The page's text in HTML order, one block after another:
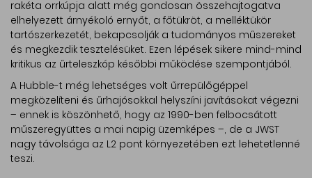
rakéta orrkúpja alatt még gondosan összehajtogatva
elhelyezett árnyékoló ernyőt, a főtükröt, a melléktükör
tartószerkezetét, bekapcsolják a tudományos műszereket
és megkezdik tesztelésüket. Ezen lépések sikere mind-mind
kritikus az űrteleszkóp későbbi működése szempontjából.
A Hubble-t még lehetséges volt űrrepülőgéppel
megközelíteni és űrhajósokkal helyszíni javításokat végezni
– ennek is köszönhető, hogy az 1990-ben felbocsátott
műszeregyüttes a mai napig üzemképes –, de a JWST
nagy távolsága az L2 pont környezetében ezt lehetetlenné
teszi.